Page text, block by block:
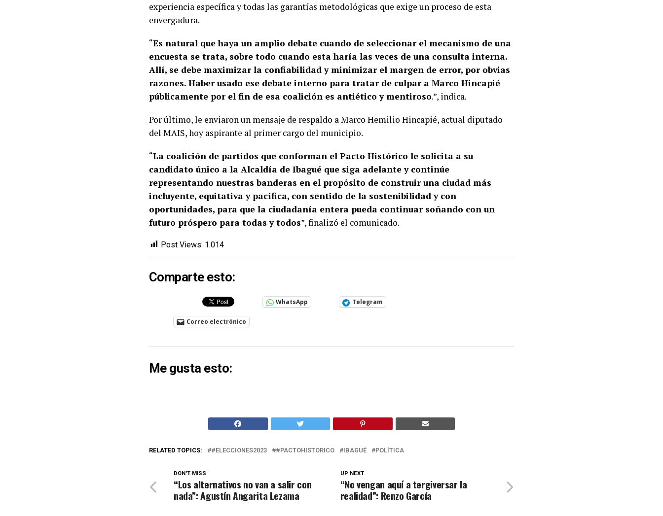
experiencia específica y todas las garantías metodológicas que exige un proceso de esta
envergadura.
“Es natural que haya un amplio debate cuando de seleccionar el mecanismo de una
encuesta se trata, sobre todo cuando esta haría las veces de una consulta interna.
Allí, se debe maximizar la confiabilidad y minimizar el margen de error, por obvias
razones. Haber usado ese debate interno para tratar de culpar a Marco Hincapié
públicamente por el fin de esa coalición es antiético y mentiroso.”, indica.
Por último, le enviaron un mensaje de respaldo a Marco Hemilio Hincapié, actual diputado
del MAIS, hoy aspirante al primer cargo del municipio.
“La coalición de partidos que conforman el Pacto Histórico le solicita a su
candidato único a la Alcaldía de Ibagué que siga adelante y continúe
representando nuestras banderas en el propósito de construir una ciudad más
incluyente, equitativa y pacífica, con sentido de la sostenibilidad y con
oportunidades, para que la ciudadanía entera pueda continuar soñando con un
futuro próspero para todas y todos”, finalizó el comunicado.
Post Views: 1.014
Comparte esto:
WhatsApp Telegram
Correo electrónico
Me gusta esto:
RELATED TOPICS: #ELECCIONES2023 #PACTOHISTORICO IBAGUÉ POLÍTICA
UP NEXT
“No vengan aquí a tergiversar la
realidad”: Renzo García
DON'T MISS
“Los alternativos no van a salir con
nada”: Agustín Angarita Lezama